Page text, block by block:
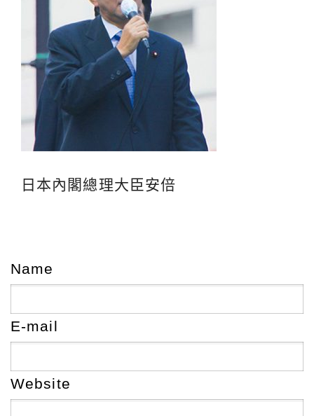
日本內閣總理大臣安倍
Name
E-mail
Website